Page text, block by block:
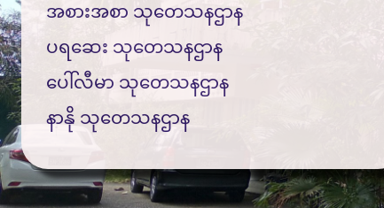
အစားအစာ သုတေသနဌာန
ပရဆေး သုတေသနဌာန
ပေါ်လီမာ သုတေသနဌာန
နာနို သုတေသနဌာန